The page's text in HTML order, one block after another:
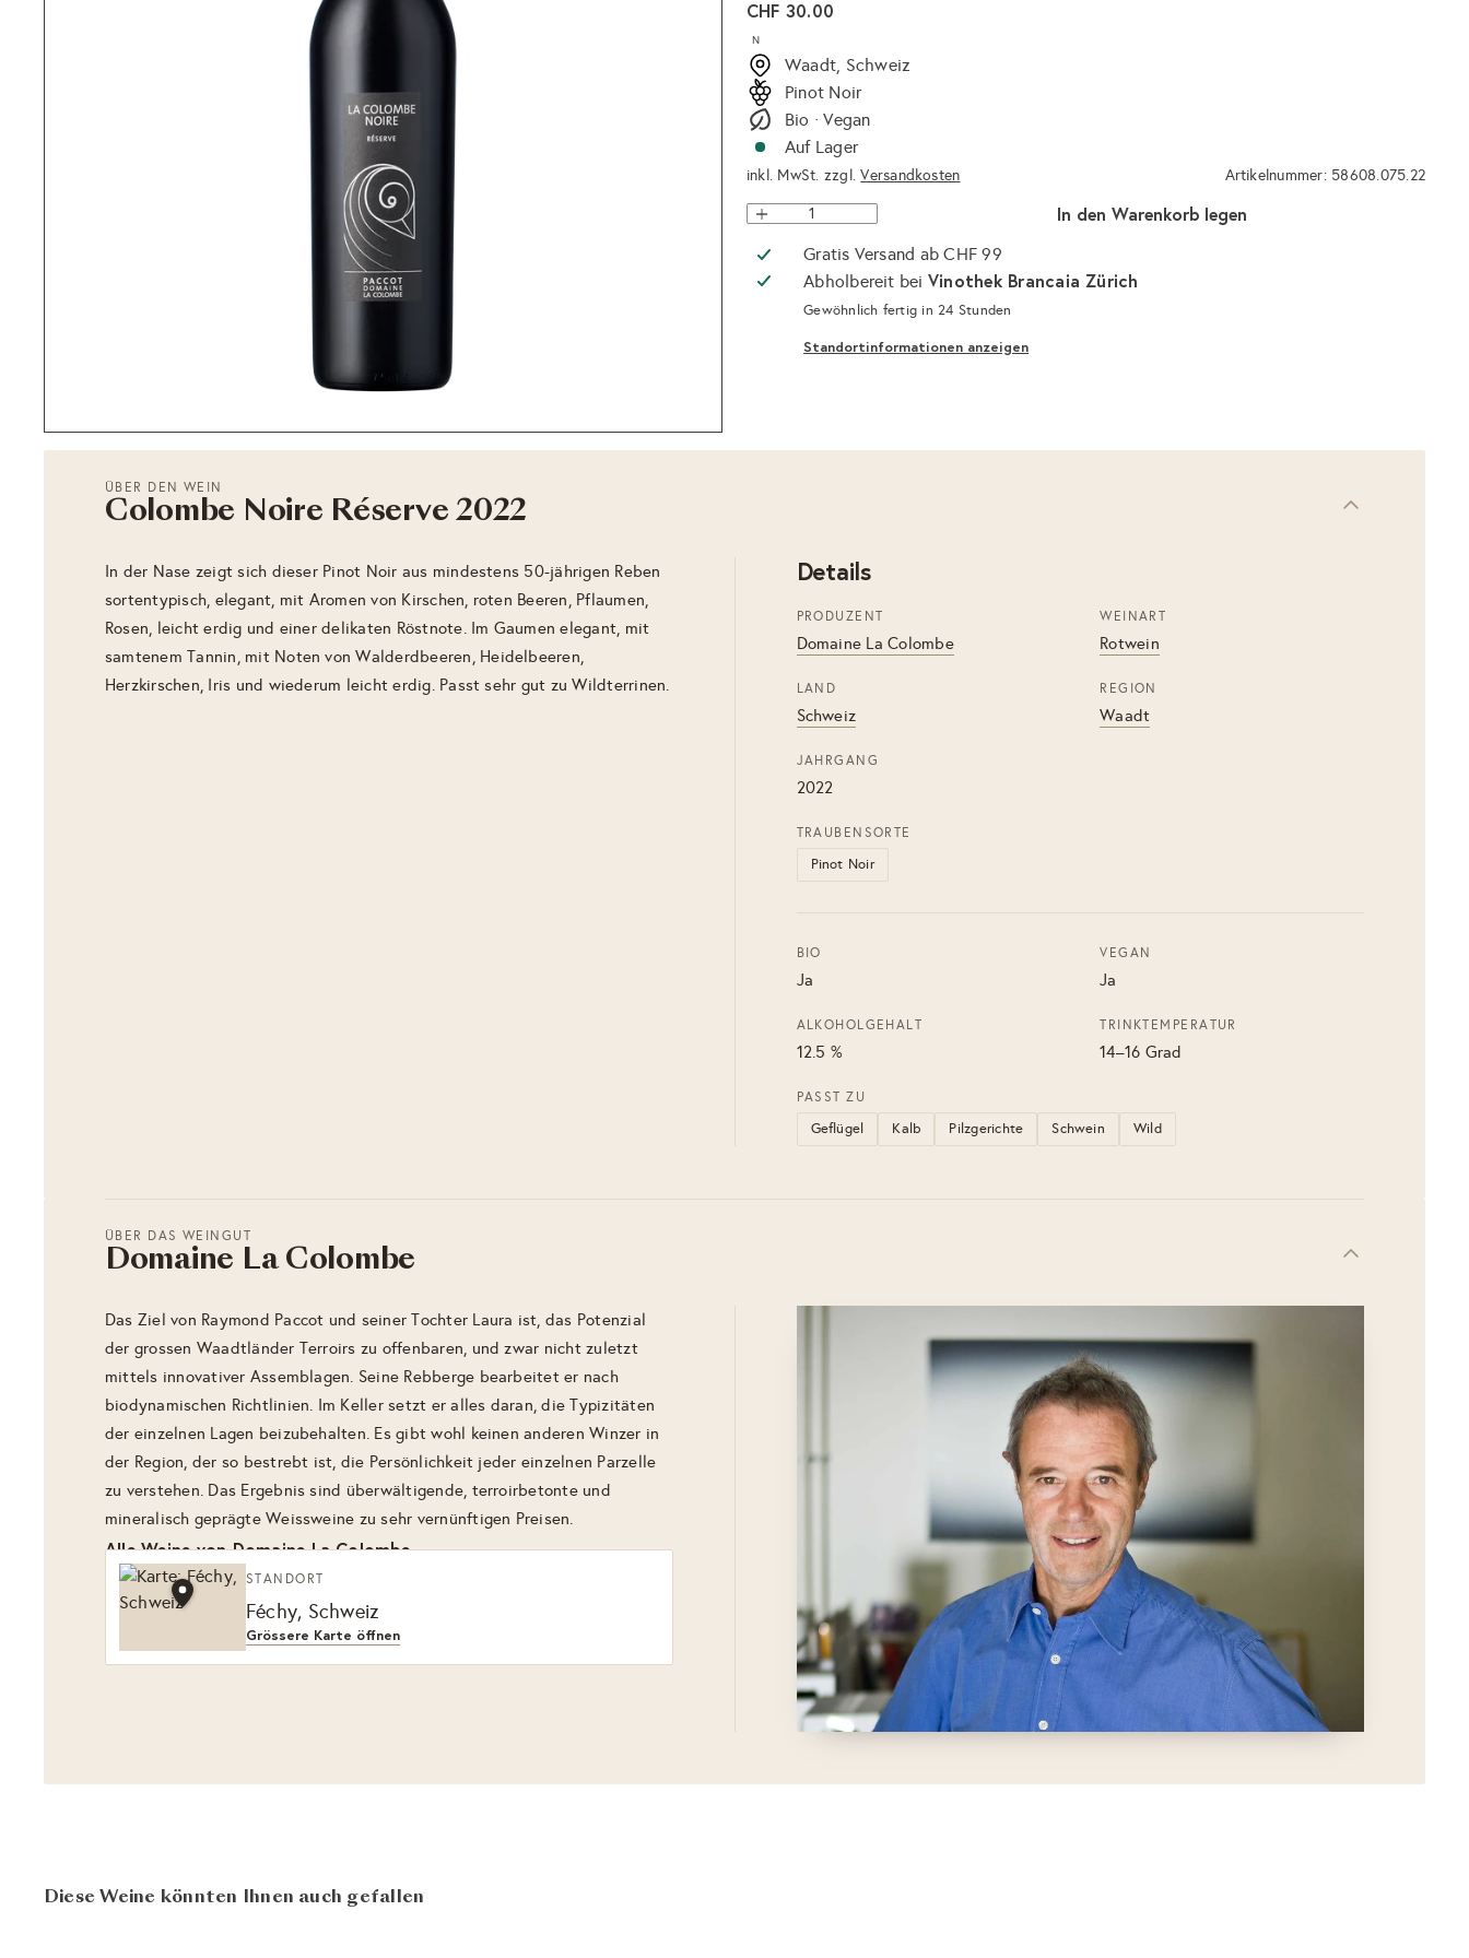
Normaler
Preis
CHF 30.00
N
Waadt, Schweiz
Pinot Noir
Bio · Vegan
Auf Lager
inkl. MwSt. zzgl.Versandkosten Artikelnummer: 58608.075.22
In den Warenkorb legen
Gratis Versand ab CHF 99
Abholbereit bei Vinothek Brancaia Zürich
Gewöhnlich fertig in 24 Stunden
Standortinformationen anzeigen
ÜBER DEN WEIN
Colombe Noire Réserve 2022
In der Nase zeigt sich dieser Pinot Noir aus mindestens 50-jährigen Reben
sortentypisch, elegant, mit Aromen von Kirschen, roten Beeren, Pflaumen,
Rosen, leicht erdig und einer delikaten Röstnote. Im Gaumen elegant, mit
samtenem Tannin, mit Noten von Walderdbeeren, Heidelbeeren,
Herzkirschen, Iris und wiederum leicht erdig. Passt sehr gut zu Wildterrinen.
Details
PRODUZENT
Domaine La Colombe
WEINART
Rotwein
LAND
Schweiz
REGION
Waadt
JAHRGANG
2022
TRAUBENSORTE
Pinot Noir
BIO
Ja
VEGAN
Ja
ALKOHOLGEHALT
12.5 %
TRINKTEMPERATUR
14–16 Grad
PASST ZU
Geflügel Kalb Pilzgerichte Schwein Wild
ÜBER DAS WEINGUT
Domaine La Colombe
Das Ziel von Raymond Paccot und seiner Tochter Laura ist, das Potenzial
der grossen Waadtländer Terroirs zu offenbaren, und zwar nicht zuletzt
mittels innovativer Assemblagen. Seine Rebberge bearbeitet er nach
biodynamischen Richtlinien. Im Keller setzt er alles daran, die Typizitäten
der einzelnen Lagen beizubehalten. Es gibt wohl keinen anderen Winzer in
der Region, der so bestrebt ist, die Persönlichkeit jeder einzelnen Parzelle
zu verstehen. Das Ergebnis sind überwältigende, terroirbetonte und
mineralisch geprägte Weissweine zu sehr vernünftigen Preisen.
Alle Weine von Domaine La Colombe
STANDORT
Féchy, Schweiz
Grössere Karte öffnen
Diese Weine könnten Ihnen auch gefallen